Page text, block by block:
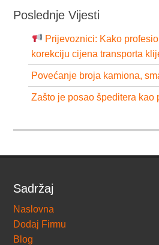
Poslednje Vijesti
Prijevoznici: Kako
korekciju cijena transporta
Povećanje broja kamiona,
Zašto je posao špeditera kao
Sadržaj
Naslovna
Dodaj Firmu
Blog